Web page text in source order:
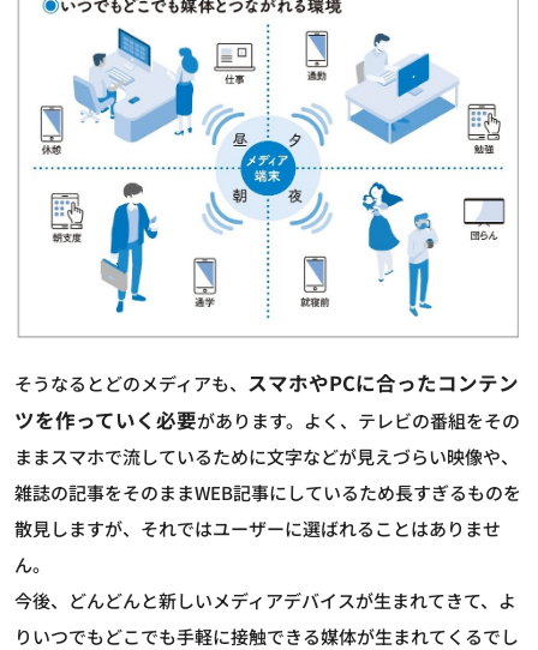
そうなるとどのメディアも、 スマホやPCに合ったコンテン
ツを作っていく必要があります。よく、テレビの番組をその
ままスマホで流しているために文字などが見えづらい映像や、
雑誌の記事をそのままWEB記事にしているため長すぎるものを
散見しますが、それではユーザーに選ばれることはありませ
ん。
今後、どんどんと新しいメディアデバイスが生まれてきて、よ
りいつでもどこでも手軽に接触できる媒体が生まれてくるでし